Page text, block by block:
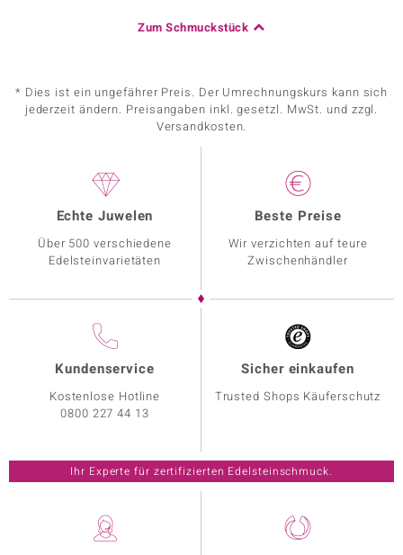
Zum Schmuckstück
* Dies ist ein ungefährer Preis. Der Umrechnungskurs kann sich
jederzeit ändern. Preisangaben inkl. gesetzl. MwSt. und zzgl.
Versandkosten.
Echte Juwelen
Über 500 verschiedene
Edelsteinvarietäten
Beste Preise
Wir verzichten auf teure
Zwischenhändler
Kundenservice
Kostenlose Hotline
0800 227 44 13
Sicher einkaufen
Trusted Shops Käuferschutz
Ihr Experte für zertifizierten Edelsteinschmuck.